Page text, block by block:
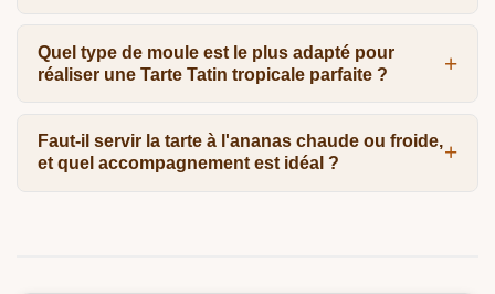
Quel type de moule est le plus adapté pour
réaliser une Tarte Tatin tropicale parfaite ?
Faut-il servir la tarte à l'ananas chaude ou froide,
et quel accompagnement est idéal ?